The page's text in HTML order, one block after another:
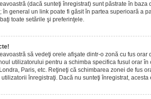
(dacă sunteţi înregistrat) sunt păstrate în baza
în general un link poate fi găsit în partea superioară a
toate setările şi preferinţele.
să vedeţi orele afişate dintr-o zonă cu fus orar
utilizatorului pentru a schimba specifica fusul orar
Paris, etc. Reţineţi că schimbarea zonei de fus
înregistraţi. Dacă nu sunteţi înregistrat, acesta